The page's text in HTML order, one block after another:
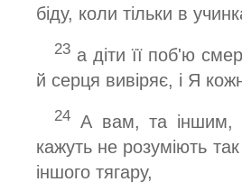
біду, коли тільки в
23 а діти її поб'ю
й серця вивіряє, і Я
24 А вам, та іншим,
кажуть не розуміють
іншого тягару,